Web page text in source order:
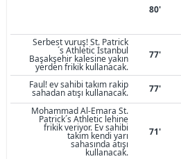
80'
Serbest vuruş! St. Patrick
´s Athletic İstanbul
Başakşehir kalesine yakın
yerden frikik kullanacak.
77'
Faul! ev sahibi takım rakip
sahadan atışı kullanacak.
77'
Mohammad Al-Emara St.
Patrick´s Athletic lehine
frikik veriyor. Ev sahibi
takım kendi yarı
sahasında atışı
kullanacak.
71'